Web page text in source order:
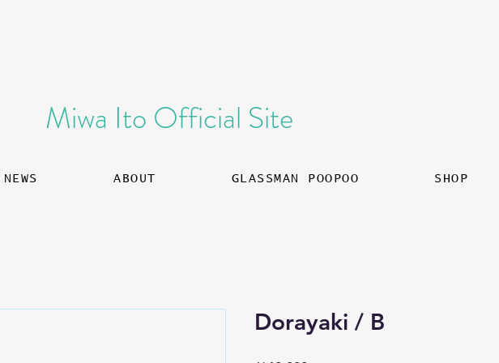
​Miwa Ito Official Site
NEWS ABOUT GLASSMAN POOPOO SHOP
Dorayaki / B